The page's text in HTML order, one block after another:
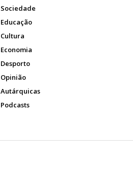
Sociedade
Educação
Cultura
Economia
Desporto
Opinião
Autárquicas
Podcasts